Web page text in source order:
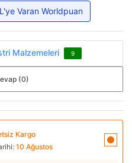
Varan Worldpuan
Malzemeleri 9
(0)
Kargo
10 Ağustos